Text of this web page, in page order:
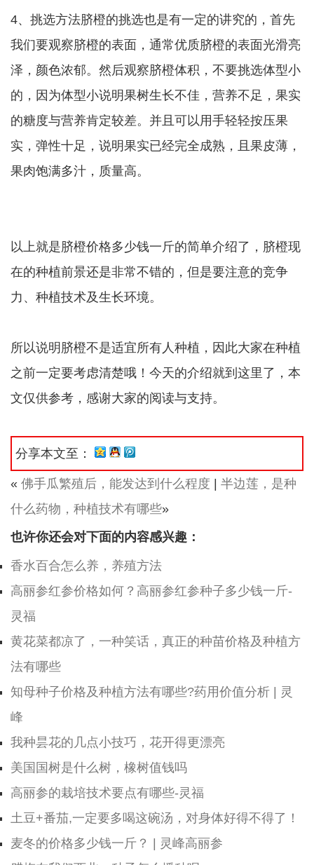
4、挑选方法脐橙的挑选也是有一定的讲究的，首先
我们要观察脐橙的表面，通常优质脐橙的表面光滑亮
泽，颜色浓郁。然后观察脐橙体积，不要挑选体型小
的，因为体型小说明果树生长不佳，营养不足，果实
的糖度与营养肯定较差。并且可以用手轻轻按压果
实，弹性十足，说明果实已经完全成熟，且果皮薄，
果肉饱满多汁，质量高。
以上就是脐橙价格多少钱一斤的简单介绍了，脐橙现
在的种植前景还是非常不错的，但是要注意的竞争
力、种植技术及生长环境。
所以说明脐橙不是适宜所有人种植，因此大家在种植
之前一定要考虑清楚哦！今天的介绍就到这里了，本
文仅供参考，感谢大家的阅读与支持。
分享本文至：
« 佛手瓜繁殖后，能发达到什么程度
半边莲，是种
什么药物，种植技术有哪些»
也许你还会对下面的内容感兴趣：
香水百合怎么养，养殖方法
高丽参红参价格如何？高丽参红参种子多少钱一斤-
灵福
黄花菜都凉了，一种笑话，真正的种苗价格及种植方
法有哪些
知母种子价格及种植方法有哪些?药用价值分析 | 灵
峰
我种昙花的几点小技巧，花开得更漂亮
美国国树是什么树，橡树值钱吗
高丽参的栽培技术要点有哪些-灵福
土豆+番茄,一定要多喝这碗汤，对身体好得不得了！
麦冬的价格多少钱一斤？ | 灵峰高丽参